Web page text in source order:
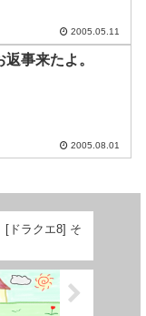
2005.05.11
事来たよ。
2005.08.01
[ドラクエ8] そ